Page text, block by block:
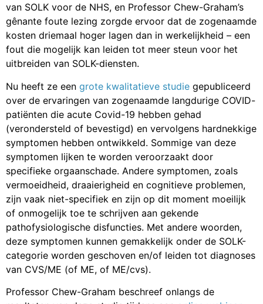
van SOLK voor de NHS, en Professor Chew-Graham’s
gênante foute lezing zorgde ervoor dat de zogenaamde
kosten driemaal hoger lagen dan in werkelijkheid – een
fout die mogelijk kan leiden tot meer steun voor het
uitbreiden van SOLK-diensten.
Nu heeft ze een grote kwalitatieve studie gepubliceerd
over de ervaringen van zogenaamde langdurige COVID-
patiënten die acute Covid-19 hebben gehad
(verondersteld of bevestigd) en vervolgens hardnekkige
symptomen hebben ontwikkeld. Sommige van deze
symptomen lijken te worden veroorzaakt door
specifieke orgaanschade. Andere symptomen, zoals
vermoeidheid, draaierigheid en cognitieve problemen,
zijn vaak niet-specifiek en zijn op dit moment moeilijk
of onmogelijk toe te schrijven aan gekende
pathofysiologische disfuncties. Met andere woorden,
deze symptomen kunnen gemakkelijk onder de SOLK-
categorie worden geschoven en/of leiden tot diagnoses
van CVS/ME (of ME, of ME/cvs).
Professor Chew-Graham beschreef onlangs de